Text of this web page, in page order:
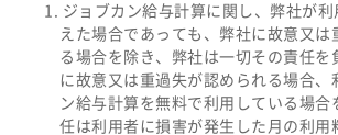
ジョブカン給与計算に関し、弊社が
えた場合であっても、弊社に故意又は
る場合を除き、弊社は一切その責任を
に故意又は重過失が認められる場合、
ン給与計算を無料で利用している場合
任は利用者に損害が発生した月の利用